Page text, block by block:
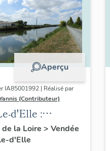
Aperçu
IA85001992 | Réalisé par
(Contributeur)
d'Elle :
de la
de la Loire > Vendée
d'Elle